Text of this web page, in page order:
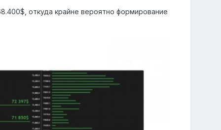
откуда крайне вероятно формирование